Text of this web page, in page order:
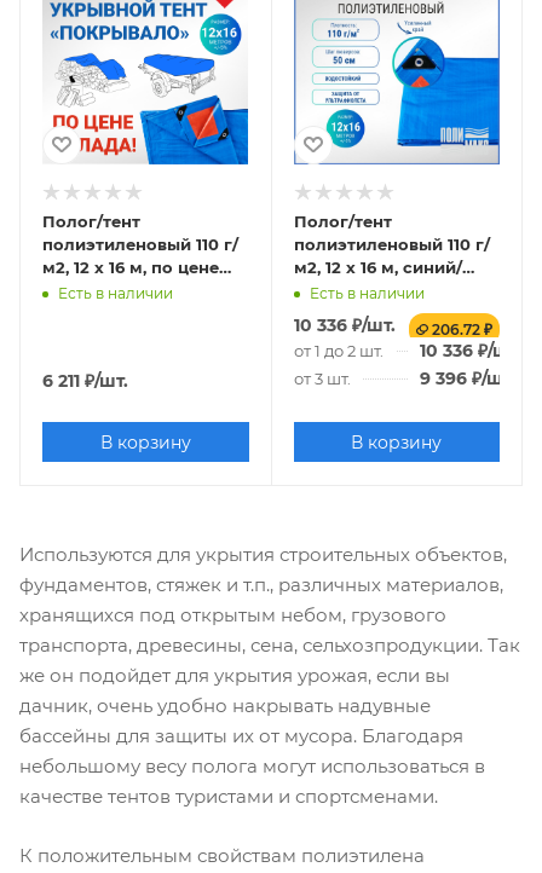
Полог/тент
полиэтиленовый 110 г/
м2, 12 х 16 м, по цене
склада!
Есть в наличии
6 211 ₽/шт.
В корзину
Полог/тент
полиэтиленовый 110 г/
м2, 12 х 16 м, синий/
оранжевый
Есть в наличии
10 336₽/шт. 206.72 ₽
от 1 до 2 шт. 10 336₽/шт.
от 3 шт. 9 396₽/шт.
В корзину
Используются для укрытия строительных объектов,
фундаментов, стяжек и т.п., различных материалов,
хранящихся под открытым небом, грузового
транспорта, древесины, сена, сельхозпродукции. Так
же он подойдет для укрытия урожая, если вы
дачник, очень удобно накрывать надувные
бассейны для защиты их от мусора. Благодаря
небольшому весу полога могут использоваться в
качестве тентов туристами и спортсменами.
К положительным свойствам полиэтилена